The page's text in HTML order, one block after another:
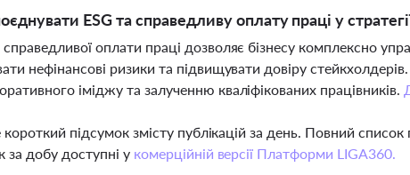
ESG та справедливу оплату праці у
оплати праці дозволяє бізнесу комплексно
нефінансові ризики та підвищувати довіру
іміджу та залученню кваліфікованих працівників.
підсумок змісту публікацій за день. Повний
добу доступні у комерційній версії Платформи LIGA360.